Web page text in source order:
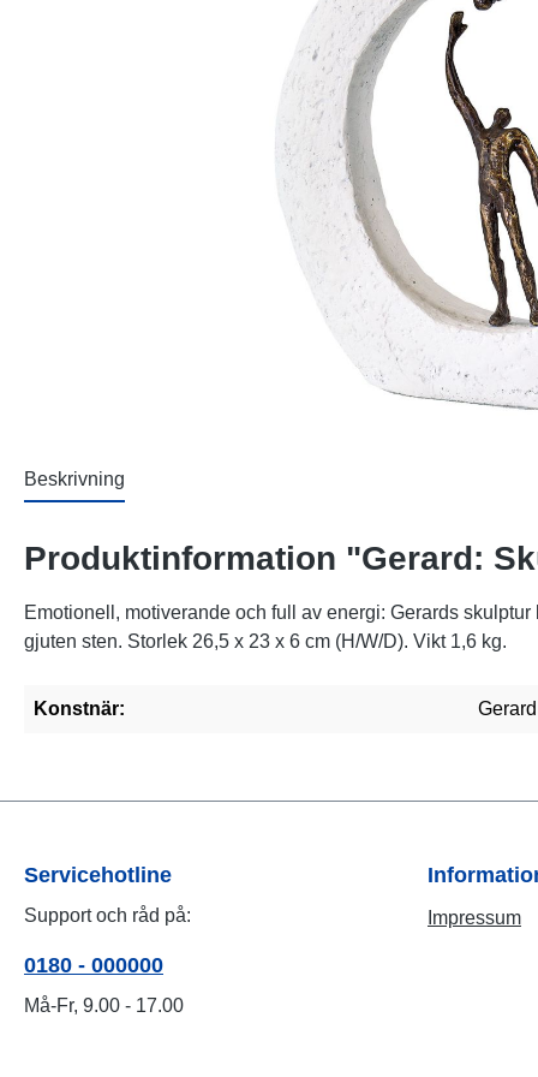
Beskrivning
Produktinformation "Gerard:
Emotionell, motiverande och full av energi: Gerards
gjuten sten. Storlek 26,5 x 23 x 6 cm (H/W/D). Vikt 1,6 kg.
Konstnär: Gerard
Servicehotline
Support och råd på:
0180 - 000000
Må-Fr, 9.00 - 17.00
Impressum